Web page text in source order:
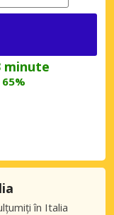
minute
în Italia